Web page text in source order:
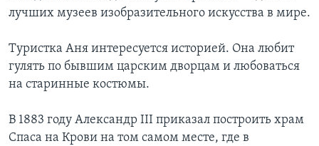
лучших музеев изобразительного искусства в мире.
Туристка Аня интересуется историей. Она любит
гулять по бывшим царским дворцам и любоваться
на старинные костюмы.
В 1883 году Александр III приказал построить храм
Спаса на Крови на том самом месте, где в